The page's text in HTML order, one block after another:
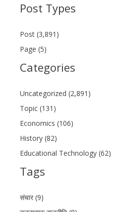
Post Types
Post (3,891)
Page (5)
Categories
Uncategorized (2,891)
Topic (131)
Economics (106)
History (82)
Educational Technology (62)
Tags
संचार (9)